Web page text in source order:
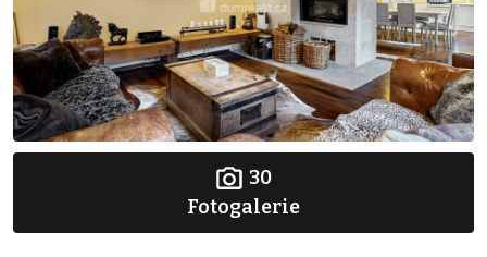
30
Fotogalerie